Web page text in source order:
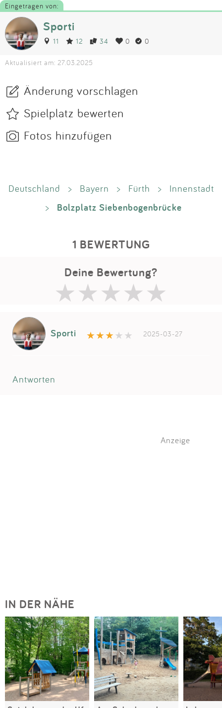
Eingetragen von:
Sporti
11 12 34 0 0
Aktualisiert am: 27.03.2025
Änderung vorschlagen
Spielplatz bewerten
Fotos hinzufügen
Deutschland > Bayern > Fürth >
Innenstadt
>
Bolzplatz Siebenbogenbrücke
1 BEWERTUNG
Deine Bewertung?
Sporti 2025-03-27
Antworten
Anzeige
IN DER NÄHE